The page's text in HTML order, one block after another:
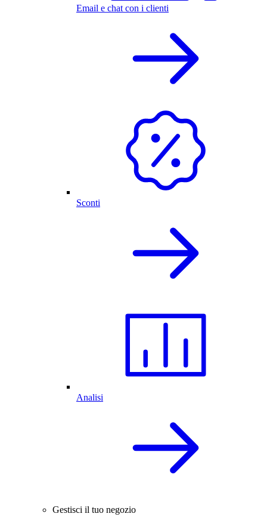
Email e chat con i clienti
Sconti
Analisi
Gestisci il tuo negozio